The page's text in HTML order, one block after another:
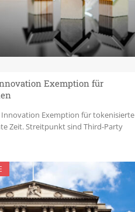
Exemption für
Innovation Exemption für tokenisierte
Zeit. Streitpunkt sind Third-Party